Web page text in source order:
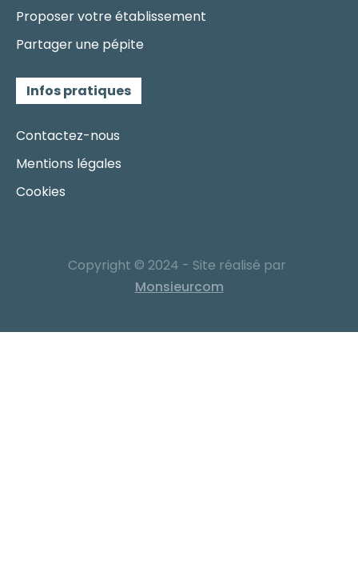
Proposer votre établissement
Partager une pépite
Infos pratiques
Contactez-nous
Mentions légales
Cookies
Copyright © 2024 - Site réalisé par
Monsieurcom